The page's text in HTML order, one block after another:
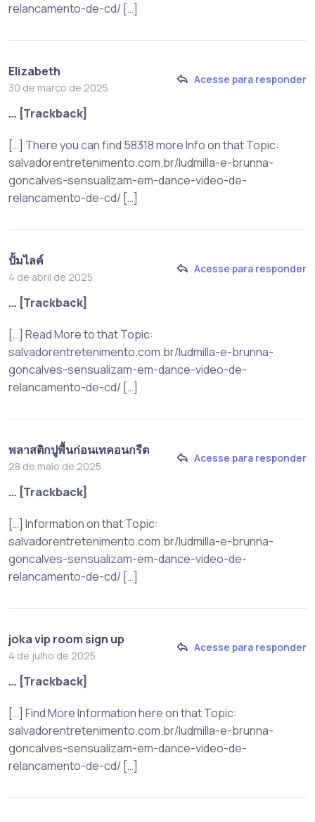
relancamento-de-cd/ […]
Elizabeth
30 de março de 2025
Acesse para responder
… [Trackback]
[…] There you can find 58318 more Info on that Topic:
salvadorentretenimento.com.br/ludmilla-e-brunna-
goncalves-sensualizam-em-dance-video-de-
relancamento-de-cd/ […]
ปั้มไลค์
4 de abril de 2025
Acesse para responder
… [Trackback]
[…] Read More to that Topic:
salvadorentretenimento.com.br/ludmilla-e-brunna-
goncalves-sensualizam-em-dance-video-de-
relancamento-de-cd/ […]
พลาสติกปูพื้นก่อนเทคอนกรีต
28 de maio de 2025
Acesse para responder
… [Trackback]
[…] Information on that Topic:
salvadorentretenimento.com.br/ludmilla-e-brunna-
goncalves-sensualizam-em-dance-video-de-
relancamento-de-cd/ […]
joka vip room sign up
4 de julho de 2025
Acesse para responder
… [Trackback]
[…] Find More Information here on that Topic:
salvadorentretenimento.com.br/ludmilla-e-brunna-
goncalves-sensualizam-em-dance-video-de-
relancamento-de-cd/ […]